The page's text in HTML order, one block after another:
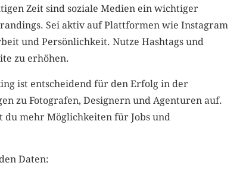
Zeit sind soziale Medien ein​ wichtiger
Sei aktiv auf‍ Plattformen wie Instagram
und Persönlichkeit. Nutze Hashtags und
zu erhöhen.
ist⁤ entscheidend für den Erfolg in der
zu Fotografen,⁣ Designern und Agenturen⁢ auf.
du⁢ mehr Möglichkeiten für Jobs⁣ und
Daten: